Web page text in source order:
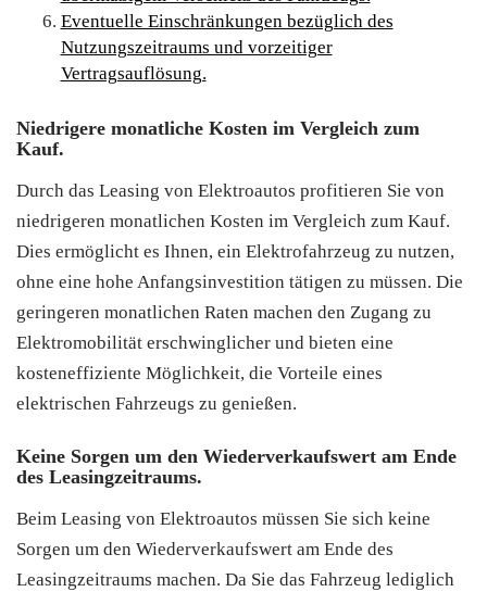
Eventuelle Einschränkungen bezüglich des
Nutzungszeitraums und vorzeitiger
Vertragsauflösung.
Niedrigere monatliche Kosten im Vergleich zum
Kauf.
Durch das Leasing von Elektroautos profitieren Sie von
niedrigeren monatlichen Kosten im Vergleich zum Kauf.
Dies ermöglicht es Ihnen, ein Elektrofahrzeug zu nutzen,
ohne eine hohe Anfangsinvestition tätigen zu müssen. Die
geringeren monatlichen Raten machen den Zugang zu
Elektromobilität erschwinglicher und bieten eine
kosteneffiziente Möglichkeit, die Vorteile eines
elektrischen Fahrzeugs zu genießen.
Keine Sorgen um den Wiederverkaufswert am Ende
des Leasingzeitraums.
Beim Leasing von Elektroautos müssen Sie sich keine
Sorgen um den Wiederverkaufswert am Ende des
Leasingzeitraums machen. Da Sie das Fahrzeug lediglich